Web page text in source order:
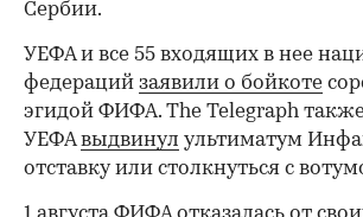
Сербии.
УЕФА и все 55 входящих в нее
федераций заявили о бойкоте
эгидой ФИФА. The Telegraph
УЕФАвыдвинул ультиматум
отставку или столкнуться с